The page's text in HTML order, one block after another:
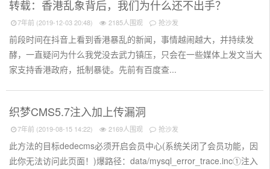
转载：香港乱象背后，我们为什么还不出手？
7年前 (2019-12-03 20:48) 2185人围观 抢沙发
前段时间在抖音上看到香港暴乱的新闻，事情越闹越大，并持续发
酵，一直疑问为什么我党没去武力镇压，只会在一些媒体上发文当大
家支持香港政府，抵制暴徒。先前有百度查...
织梦CMS5.7注入加上传漏洞
7年前 (2019-08-15 14:22) 2169人围观 抢沙发
此方法的目标dedecms必须开启会员中心(系统关闭了会员功能，因
此你无法访问此页面！)爆路径：data/mysql_error_trace.inc①注入